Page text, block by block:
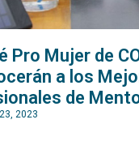
Pro Mujer de
a los
de
2023